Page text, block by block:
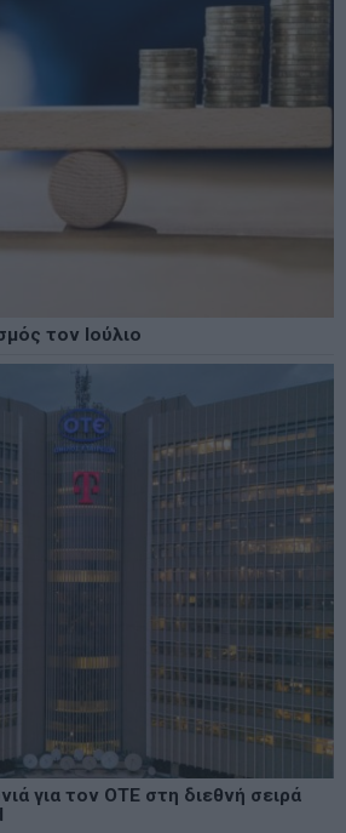
τον Ιούλιο
για τον ΟΤΕ στη διεθνή σειρά